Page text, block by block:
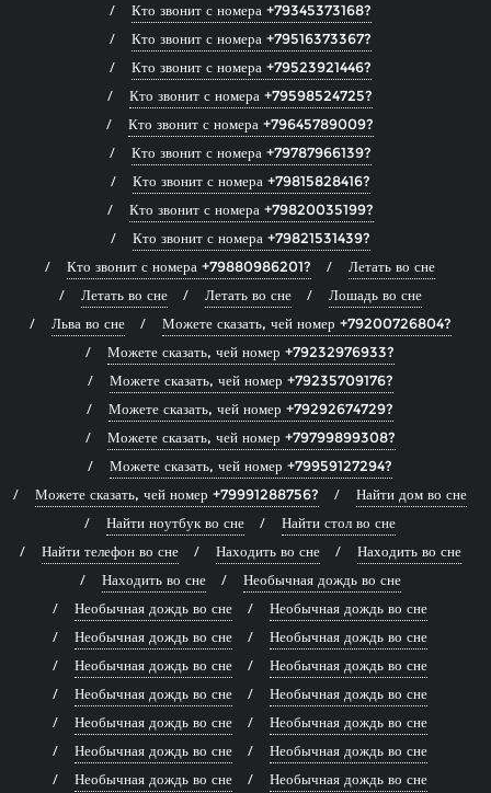
Кто звонит с номера +79345373168?
Кто звонит с номера +79516373367?
Кто звонит с номера +79523921446?
Кто звонит с номера +79598524725?
Кто звонит с номера +79645789009?
Кто звонит с номера +79787966139?
Кто звонит с номера +79815828416?
Кто звонит с номера +79820035199?
Кто звонит с номера +79821531439?
Кто звонит с номера +79880986201?
Летать во сне
Летать во сне
Летать во сне
Лошадь во сне
Льва во сне
Можете сказать, чей номер +79200726804?
Можете сказать, чей номер +79232976933?
Можете сказать, чей номер +79235709176?
Можете сказать, чей номер +79292674729?
Можете сказать, чей номер +79799899308?
Можете сказать, чей номер +79959127294?
Можете сказать, чей номер +79991288756?
Найти дом во сне
Найти ноутбук во сне
Найти стол во сне
Найти телефон во сне
Находить во сне
Находить во сне
Находить во сне
Необычная дождь во сне
Необычная дождь во сне
Необычная дождь во сне
Необычная дождь во сне
Необычная дождь во сне
Необычная дождь во сне
Необычная дождь во сне
Необычная дождь во сне
Необычная дождь во сне
Необычная дождь во сне
Необычная дождь во сне
Необычная дождь во сне
Необычная дождь во сне
Необычная дождь во сне
Необычная дождь во сне